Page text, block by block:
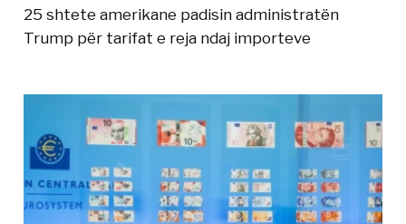
25 shtete amerikane padisin administratën
Trump për tarifat e reja ndaj importeve